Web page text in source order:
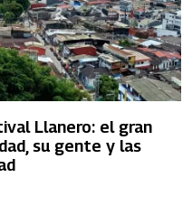
Llanero: el gran
su gente y las